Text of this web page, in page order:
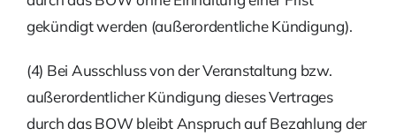
gekündigt werden (außerordentliche Kündigung).
(4) Bei Ausschluss von der Veranstaltung bzw.
außerordentlicher Kündigung dieses Vertrages
durch das BOW bleibt Anspruch auf Bezahlung der